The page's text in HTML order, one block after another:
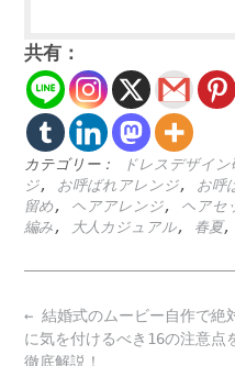
共有：
カテゴリー： ドレスデザイン
ジ, お呼ばれアレンジ, お呼
留め, ヘアアレンジ, ヘアセ
編み , 大人カジュアル, 春夏,
Post
navigation
← 結婚式のムービー自作で絶
に気を付けるべき16の注意点
徹底解説！